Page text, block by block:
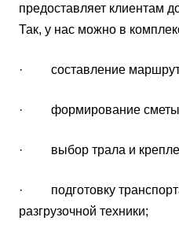
предоставляет клиентам
Так, у нас можно в
· составление
· формирование
· выбор трала и
· подготовку
разгрузочной техники;